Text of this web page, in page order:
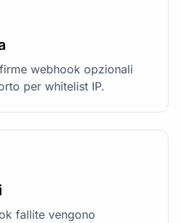
webhook opzionali
per whitelist IP.
fallite vengono